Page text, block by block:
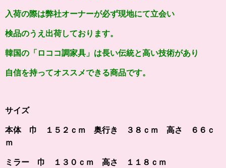
入荷の際は弊社オーナーが必ず現地にて立会い
検品のうえ出荷しております。
韓国の「ロココ調家具」は長い伝統と高い技術があり
自信を持ってオススメできる商品です。
サイズ
本体 巾 １５２ｃｍ 奥行き ３８ｃｍ 高さ ６６ｃ
ｍ
ミラー 巾 １３０ｃｍ 高さ １１８ｃｍ